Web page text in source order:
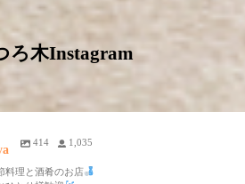
ろ木Instagram
414 1,035
料理と酒肴のお店